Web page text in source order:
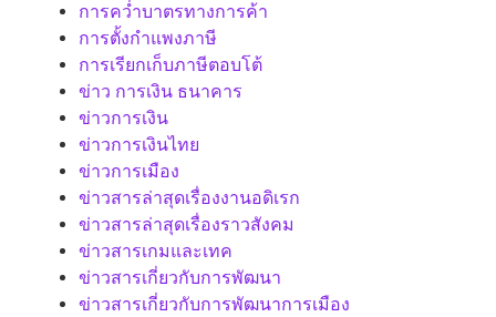
การคว่ำบาตรทางการค้า
การตั้งกำแพงภาษี
การเรียกเก็บภาษีตอบโต้
ข่าว การเงิน ธนาคาร
ข่าวการเงิน
ข่าวการเงินไทย
ข่าวการเมือง
ข่าวสารล่าสุดเรื่องงานอดิเรก
ข่าวสารล่าสุดเรื่องราวสังคม
ข่าวสารเกมและเทค
ข่าวสารเกี่ยวกับการพัฒนา
ข่าวสารเกี่ยวกับการพัฒนาการเมือง